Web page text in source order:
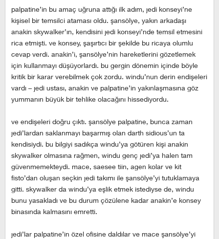
palpatine’in bu amaç uğruna attığı ilk adım, jedi konseyi’ne
kişisel bir temsilci ataması oldu. şansölye, yakın arkadaşı
anakin skywalker’ın, kendisini jedi konseyi’nde temsil etmesini
rica etmişti. ve konsey, şaşırtıcı bir şekilde bu ricaya olumlu
cevap verdi. anakin’i, şansölye’nin hareketlerini gözetlemek
için kullanmayı düşüyorlardı. bu gergin dönemin içinde böyle
kritik bir karar verebilmek çok zordu. windu’nun derin endişeleri
vardı – jedi ustası, anakin ve palpatine’in yakınlaşmasına göz
yummanın büyük bir tehlike olacağını hissediyordu.
ve endişeleri doğru çıktı. şansölye palpatine, bunca zaman
jedi’lardan saklanmayı başarmış olan darth sidious’un ta
kendisiydi. bu bilgiyi sadıkça windu’ya götüren kişi anakin
skywalker olmasına rağmen, windu genç jedi’ya halen tam
güvenmemekteydi. mace, saesee tiin, agen kolar ve kit
fisto’dan oluşan seçkin jedi takımı ile şansölye’yi tutuklamaya
gitti. skywalker da windu’ya eşlik etmek istediyse de, windu
bunu yasakladı ve bu durum çözülene kadar anakin’e konsey
binasında kalmasını emretti.
jedi’lar palpatine’in özel ofisine daldılar ve mace şansölye’yi